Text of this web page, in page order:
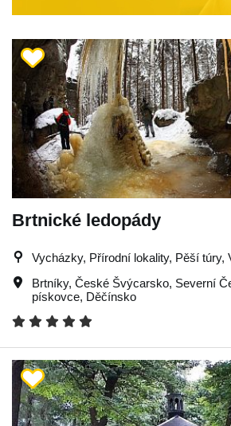
Brtnické ledopády
Vycházky, Přírodní lokality, Pěší túry,
Brtníky, České Švýcarsko, Severní
pískovce, Děčínsko